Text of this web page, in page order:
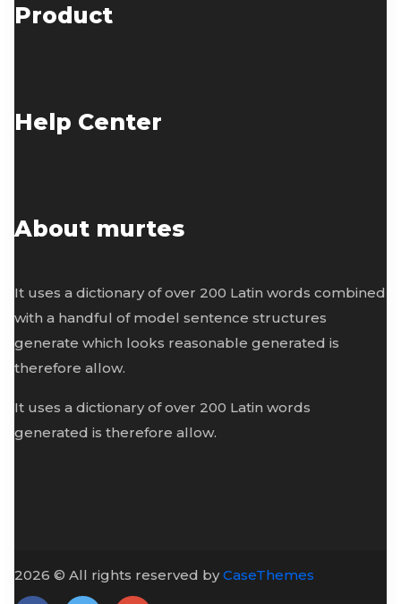
Product
Help Center
About murtes
It uses a dictionary of over 200 Latin words combined
with a handful of model sentence structures
generate which looks reasonable generated is
therefore allow.
It uses a dictionary of over 200 Latin words
generated is therefore allow.
2026 © All rights reserved byCaseThemes